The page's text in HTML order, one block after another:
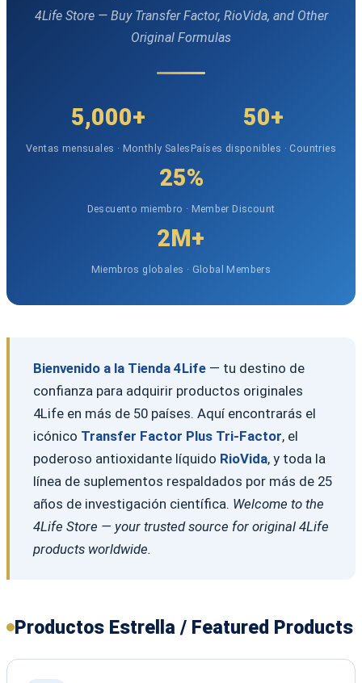
4Life Store — Buy Transfer Factor, RioVida, and Other
Original Formulas
5,000+
Ventas mensuales · Monthly Sales
50+
Países disponibles · Countries
25%
Descuento miembro · Member Discount
2M+
Miembros globales · Global Members
Bienvenido a la Tienda 4Life— tu destino de
confianza para adquirir productos originales
4Life en más de 50 países. Aquí encontrarás el
icónico Transfer Factor Plus Tri-Factor, el
poderoso antioxidante líquido RioVida, y toda la
línea de suplementos respaldados por más de 25
años de investigación científica. Welcome to the
4Life Store — your trusted source for original 4Life
products worldwide.
Productos Estrella / Featured Products